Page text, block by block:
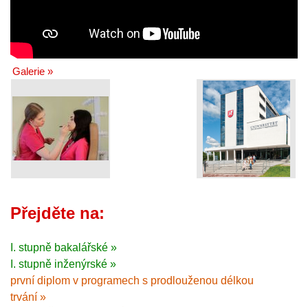
Galerie »
Přejděte na:
I. stupně bakalářské »
I. stupně inženýrské »
první diplom v programech s prodlouženou délkou
trvání »